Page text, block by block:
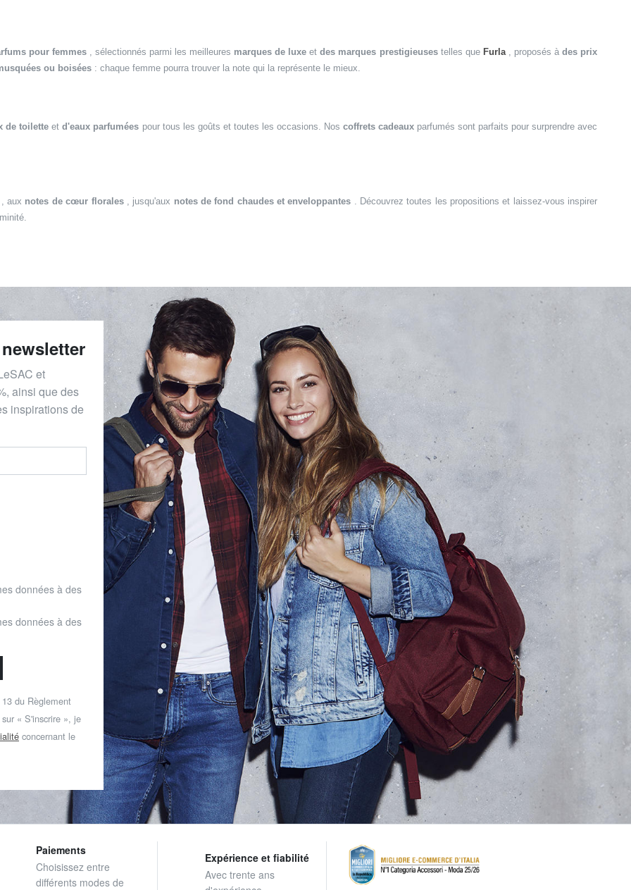
pour femmes, sélectionnés parmi les meilleures marques de luxe etdes marques prestigieusestelles que Furla, proposés à des prix
ou boisées : chaque femme pourra trouver la note qui la représente le mieux.
de toilette etd'eaux parfumées pour tous les goûts et toutes les occasions. Nos coffrets cadeauxparfumés sont parfaits pour surprendre avec
aux notes de cœur florales, jusqu'aux notes de fond chaudes et enveloppantes . Découvrez toutes les propositions et laissez-vous inspirer
et
ainsi que des
inspirations de
données à des
données à des
du Règlement
« S'inscrire », je
concernant le
Paiements
Choisissez entre
différents modes de
Expérience et fiabilité
Avec trente ans